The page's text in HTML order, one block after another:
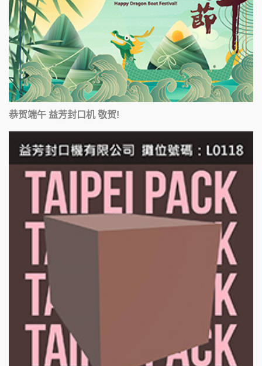
恭贺端午 益芳封口机 敬贺!